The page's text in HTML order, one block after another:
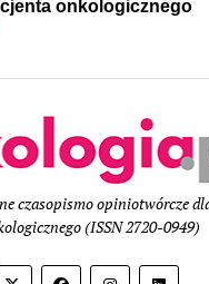
onkologicznego
czasopismo opiniotwórcze
(ISSN 2720-0949)